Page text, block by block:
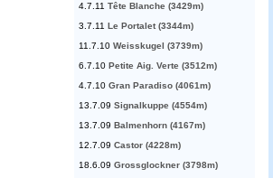
4.7.11 Tête Blanche (3429m)
3.7.11 Le Portalet (3344m)
11.7.10 Weisskugel (3739m)
6.7.10 Petite Aig. Verte (3512m)
4.7.10 Gran Paradiso (4061m)
13.7.09 Signalkuppe (4554m)
13.7.09 Balmenhorn (4167m)
12.7.09 Castor (4228m)
18.6.09 Grossglockner (3798m)